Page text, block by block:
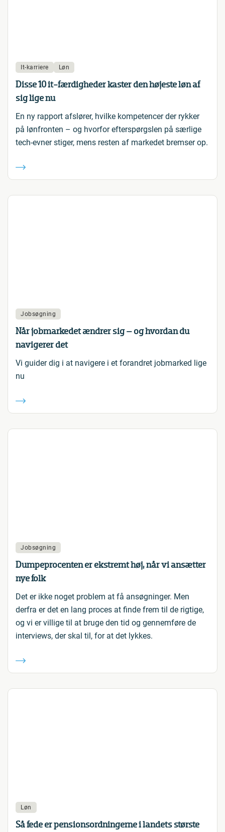
It-karriere Løn
Disse 10 it-færdigheder kaster den højeste løn af
sig lige nu
En ny rapport afslører, hvilke kompetencer der rykker
på lønfronten – og hvorfor efterspørgslen på særlige
tech-evner stiger, mens resten af markedet bremser op.
Jobsøgning
Når jobmarkedet ændrer sig – og hvordan du
navigerer det
Vi guider dig i at navigere i et forandret jobmarked lige
nu
Jobsøgning
Dumpeprocenten er ekstremt høj, når vi ansætter
nye folk
Det er ikke noget problem at få ansøgninger. Men
derfra er det en lang proces at finde frem til de rigtige,
og vi er villige til at bruge den tid og gennemføre de
interviews, der skal til, for at det lykkes.
Løn
Så fede er pensionsordningerne i landets største